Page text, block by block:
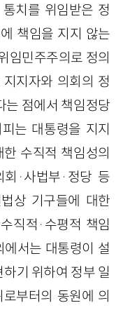
치를 위임받은 정
책임을 지지 않는
임민주주의로 정의
지자와 의회의 정
는 점에서 책임정당
는 대통령을 지지
수직적 책임성의
·사법부·정당 등
상 기구들에 대한
직적·수평적 책임
서는 대통령이 설
기 위하여 정부 일
부터의 동원에 의